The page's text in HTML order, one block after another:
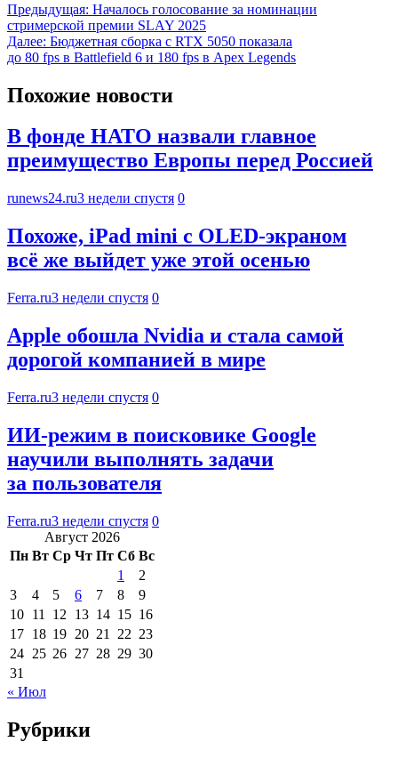
Предыдущая: Началось голосование за номинации
стримерской премии SLAY 2025
Далее: Бюджетная сборка с RTX 5050 показала
до 80 fps в Battlefield 6 и 180 fps в Apex Legends
Похожие новости
В фонде НАТО назвали главное
преимущество Европы перед Россией
runews24.ru3 недели спустя 0
Похоже, iPad mini с OLED-экраном
всё же выйдет уже этой осенью
Ferra.ru3 недели спустя 0
Apple обошла Nvidia и стала самой
дорогой компанией в мире
Ferra.ru3 недели спустя 0
ИИ-режим в поисковике Google
научили выполнять задачи
за пользователя
Ferra.ru3 недели спустя 0
Август 2026
Пн Вт Ср Чт Пт Сб Вс
1
2
3
4 5 6 7 8
9
10 11 12 13 14 15 16
17 18 19 20 21 22 23
24 25 26 27 28 29 30
31
« Июл
Рубрики